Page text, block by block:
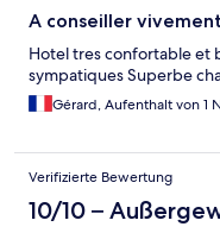
A conseiller vivement
Hotel tres confortable et
sympatiques Superbe
Gérard, Aufenthalt von 1
Verifizierte Bewertung
10/10 –